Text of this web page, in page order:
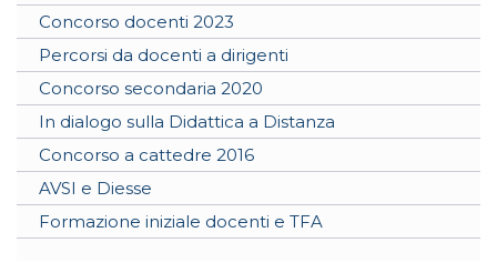
Concorso docenti 2023
Percorsi da docenti a dirigenti
Concorso secondaria 2020
In dialogo sulla Didattica a Distanza
Concorso a cattedre 2016
AVSI e Diesse
Formazione iniziale docenti e TFA